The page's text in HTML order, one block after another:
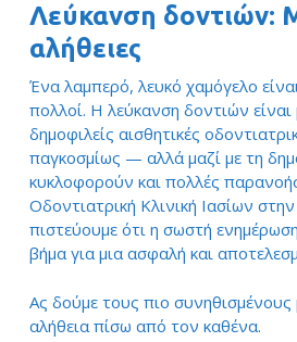
Λεύκανση δοντιών:
αλήθειες
Ένα λαμπερό, λευκό χαμόγελο
πολλοί. Η λεύκανση δοντιών είναι
δημοφιλείς αισθητικές
παγκοσμίως — αλλά μαζί με τη
κυκλοφορούν και πολλές
Οδοντιατρική Κλινική Ιασίων
πιστεύουμε ότι η σωστή
βήμα για μια ασφαλή και
Ας δούμε τους πιο
αλήθεια πίσω από τον καθένα.